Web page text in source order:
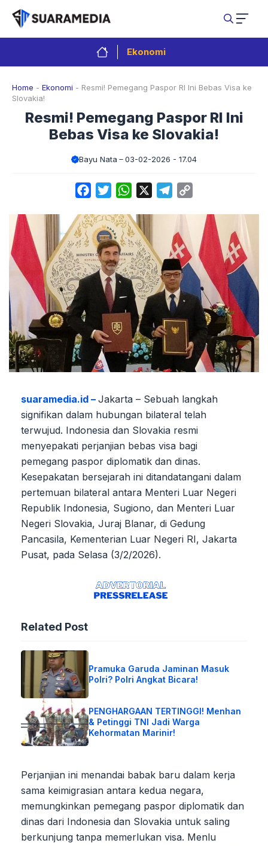
Langsung
isi
Ekonomi
Home - Ekonomi - Resmi! Pemegang Paspor RI Ini Bebas Visa ke
Slovakia!
Resmi! Pemegang Paspor RI Ini
Bebas Visa ke Slovakia!
Bayu Nata 03-02-2026 - 17.04
FacebookTwitterWhatsApp Telegram
suaramedia.id – Jakarta – Sebuah langkah
signifikan dalam hubungan bilateral telah
terwujud. Indonesia dan Slovakia resmi
menyepakati perjanjian bebas visa bagi
pemegang paspor diplomatik dan dinas.
Kesepakatan bersejarah ini ditandatangani dalam
pertemuan bilateral antara Menteri Luar Negeri
Republik Indonesia, Sugiono, dan Menteri Luar
Negeri Slovakia, Juraj Blanar, di Gedung
Pancasila, Kementerian Luar Negeri RI, Jakarta
Pusat, pada Selasa (3/2/2026).
Related Post
Pramuka Garuda Jaminan Masuk
Polri? Polri Angkat Bicara!
PENGHARGAAN TERTINGGI! Menhan
& Petinggi TNI Jadi Warga
Kehormatan Marinir!
Perjanjian ini menandai babak baru dalam kerja
sama keimigrasian antara kedua negara,
memungkinkan pemegang paspor diplomatik dan
dinas dari Indonesia dan Slovakia untuk saling
berkunjung tanpa memerlukan visa. Menlu